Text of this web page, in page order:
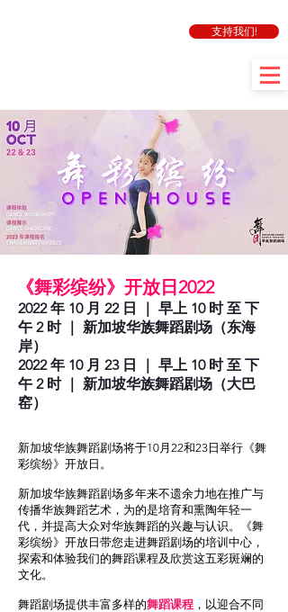
支持我们!
​《舞彩缤纷》开放日2022
2022 年 10 月 22 日 ｜ 早上 10 时 至 下
午 2 时 ｜ 新加坡华族舞蹈剧场（东海
岸）
​2022 年 10 月 23 日 ｜ 早上 10 时 至 下
午 2 时 ｜ 新加坡华族舞蹈剧场（大巴
窑）
新加坡华族舞蹈剧场将于10月22和23日举行《舞
彩缤纷》开放日。
新加坡华族舞蹈剧场多年来不遗余力地在推广与
传播华族舞蹈艺术，为的是培育和熏陶年轻一
代，并提高大众对华族舞蹈的兴趣与认识。《舞
彩缤纷》开放日带您走进舞蹈剧场的培训中心，
探索和体验我们的舞蹈课程及欣赏这五彩斑斓的
文化。
舞蹈剧场提供丰富多样的舞蹈课程 ，以迎合不同